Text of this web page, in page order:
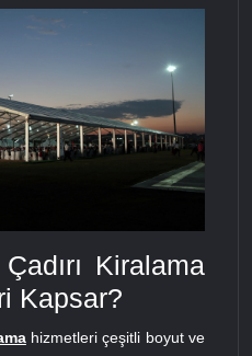
Kiralama
Kapsar?
hizmetleri çeşitli boyut ve